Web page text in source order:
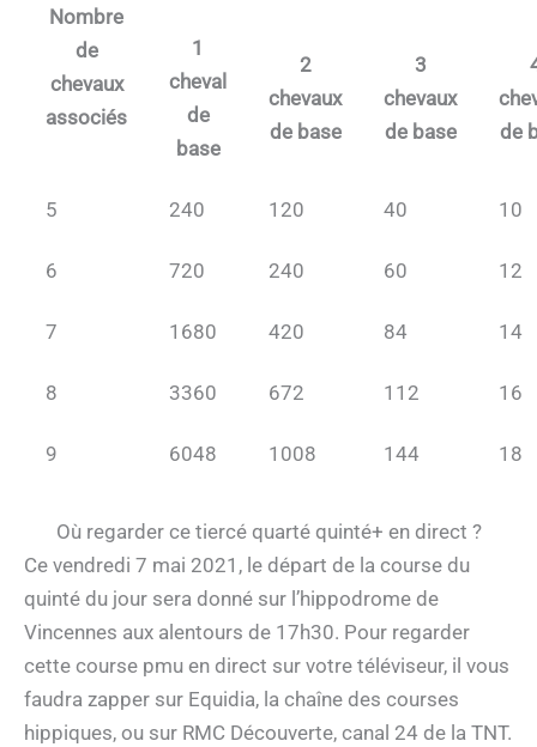
Nombre
de
chevaux
associés
1
cheval
de
base
2
chevaux
de base
3
chevaux
de base
de
5 240 120 40 10
6 720 240 60 12
7 1680 420 84 14
8 3360 672 112 16
9 6048 1008 144 18
Où regarder ce tiercé quarté quinté+ en direct ?
Ce vendredi 7 mai 2021, le départ de la course du
quinté du jour sera donné sur l’hippodrome de
Vincennes aux alentours de 17h30. Pour regarder
cette course pmu en direct sur votre téléviseur, il vous
faudra zapper sur Equidia, la chaîne des courses
hippiques, ou sur RMC Découverte, canal 24 de la TNT.